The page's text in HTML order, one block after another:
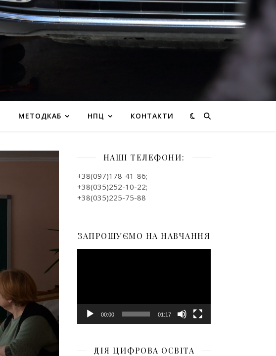
МЕТОДКАБ НПЦ КОНТАКТИ
НАШІ ТЕЛЕФОНИ:
+38(097)178-41-86;
+38(035)252-10-22;
+38(035)225-75-88
ЗАПРОШУЄМО НА НАВЧАННЯ
00:00 01:17
ДІЯ ЦИФРОВА ОСВІТА